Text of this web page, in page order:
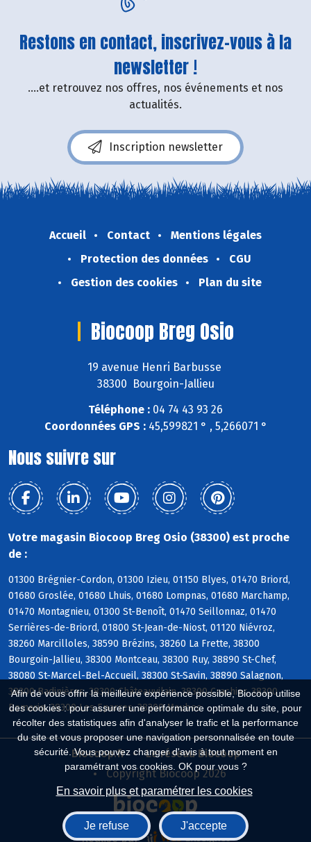
Afin de vous offrir la meilleure expérience possible, Biocoop utilise
des cookies : pour assurer une performance optimale du site, pour
récolter des statistiques afin d'analyser le trafic et la performance
du site et vous proposer une navigation personnalisée en toute
sécurité. Vous pouvez changer d'avis à tout moment en
paramétrant vos cookies. OK pour vous ?
En savoir plus et paramétrer les cookies
Je refuse J'accepte
Restons en contact, inscrivez-vous à la
newsletter !
....et retrouvez nos offres, nos événements et nos
actualités.
Inscription newsletter
Accueil Contact
Mentions légales
Protection des données
CGU
Gestion des cookies
Plan du site
Biocoop Breg Osio
19 avenue Henri Barbusse
38300 Bourgoin-Jallieu
Téléphone : 04 74 43 93 26
Coordonnées GPS :45,599821 ° , 5,266071 °
Nous suivre sur
Votre magasin Biocoop Breg Osio (38300) est proche
de :
01300 Brégnier-Cordon, 01300 Izieu, 01150 Blyes, 01470 Briord,
01680 Groslée, 01680 Lhuis, 01680 Lompnas, 01680 Marchamp,
01470 Montagnieu, 01300 St-Benoît, 01470 Seillonnaz, 01470
Serrières-de-Briord, 01800 St-Jean-de-Niost, 01120 Niévroz,
38260 Marcilloles, 38590 Brézins, 38260 La Frette, 38300
Bourgoin-Jallieu, 38300 Montceau, 38300 Ruy, 38890 St-Chef,
38080 St-Marcel-Bel-Accueil, 38300 St-Savin, 38890 Salagnon,
38300 Badinières, 38300 Châteauvilain, 38300 Crachier, 38300
Domarin, 38300 Les Eparres, 38300 Maubec
Biocoop.fr
Le réseau Biocoop
Copyright Biocoop 2026
Réalisé par